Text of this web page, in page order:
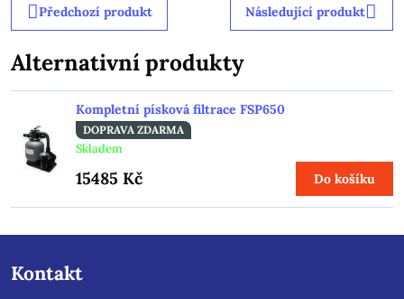
Předchozí produkt Následující produkt
Alternativní produkty
Kompletní písková filtrace FSP650
DOPRAVA ZDARMA
Skladem
15485 Kč Do košíku
Kontakt